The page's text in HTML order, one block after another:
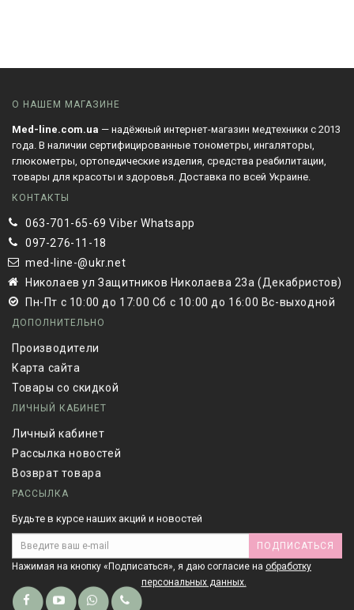
О НАШЕМ МАГАЗИНЕ
Med-line.com.ua — надёжный интернет-магазин медтехники с 2013
года. В наличии сертифицированные тонометры, ингаляторы,
глюкометры, ортопедические изделия, средства реабилитации,
товары для красоты и здоровья. Доставка по всей Украине.
КОНТАКТЫ
063-701-65-69 Viber Whatsapp
097-276-11-18
med-line-@ukr.net
Николаев ул Защитников Николаева 23а (Декабристов)
Пн-Пт с 10:00 до 17:00 Сб с 10:00 до 16:00 Вс-выходной
ДОПОЛНИТЕЛЬНО
Производители
Карта сайта
Товары со скидкой
ЛИЧНЫЙ КАБИНЕТ
Личный кабинет
Рассылка новостей
Возврат товара
РАССЫЛКА
Будьте в курсе наших акций и новостей
ПОДПИСАТЬСЯ
Нажимая на кнопку «Подписаться», я даю cогласие на обработку
персональных данных.